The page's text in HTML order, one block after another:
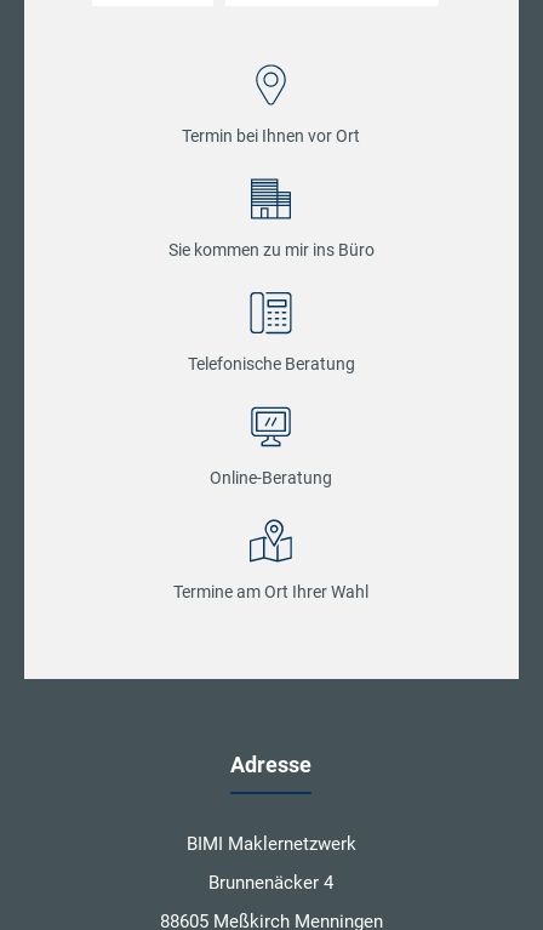
Termin bei Ihnen vor Ort
Sie kommen zu mir ins Büro
Telefonische Beratung
Online-Beratung
Termine am Ort Ihrer Wahl
Adresse
BIMI Maklernetzwerk
Brunnenäcker 4
88605 Meßkirch Menningen